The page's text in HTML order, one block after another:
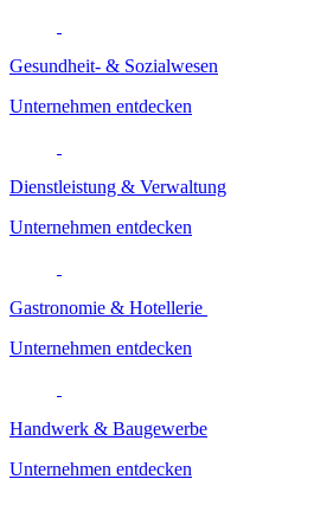
Gesundheit- & Sozialwesen
Unternehmen entdecken
Dienstleistung & Verwaltung
Unternehmen entdecken
Gastronomie & Hotellerie
Unternehmen entdecken
Handwerk & Baugewerbe
Unternehmen entdecken